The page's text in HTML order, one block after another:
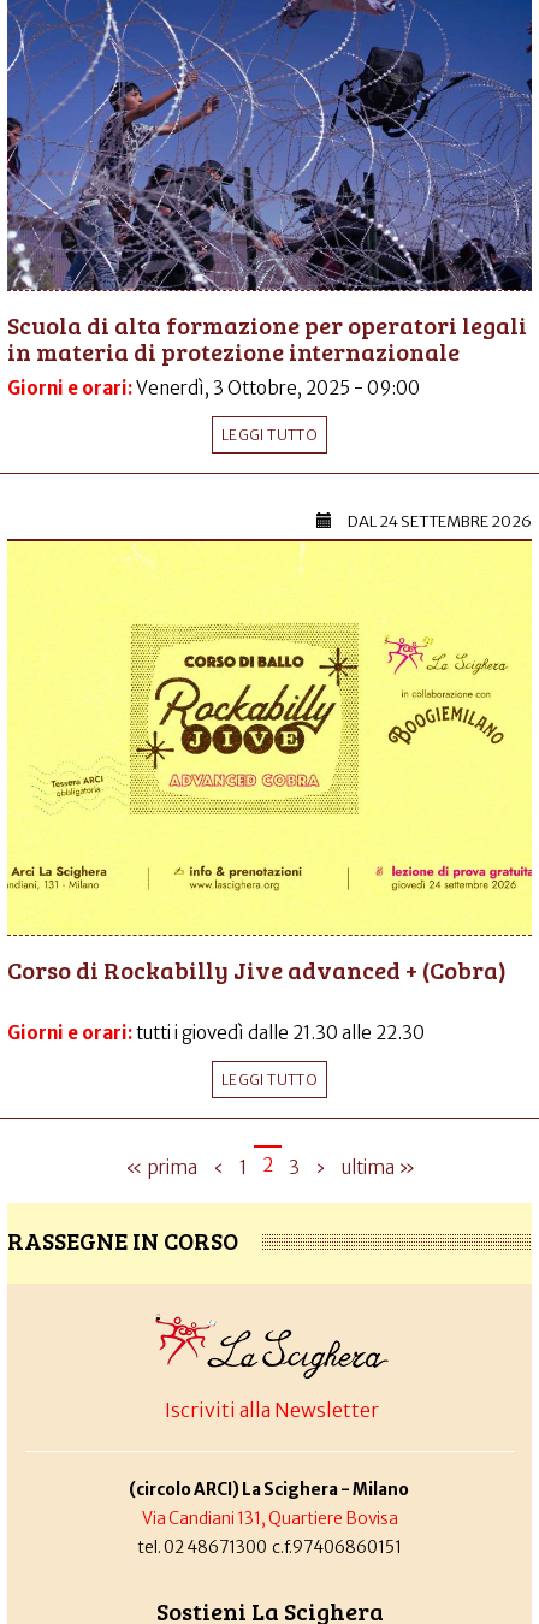
Scuola di alta formazione per operatori legali
in materia di protezione internazionale
Giorni e orari:Venerdì, 3 Ottobre, 2025 - 09:00
LEGGI TUTTO
DAL24 SETTEMBRE 2026
Corso di Rockabilly Jive advanced + (Cobra)
Giorni e orari:tutti i giovedì dalle 21.30 alle 22.30
LEGGI TUTTO
« prima ‹ 1 2 3 › ultima »
RASSEGNE IN CORSO
Iscriviti alla Newsletter
(circolo ARCI) La Scighera - Milano
Via Candiani 131, Quartiere Bovisa
tel. 02 48671300 c.f.97406860151
Sostieni La Scighera